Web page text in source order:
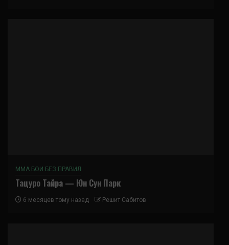
ММА БОИ БЕЗ ПРАВИЛ
Тацуро Тайра — Юн Сун Парк
6 месяцев тому назад Решит Сабитов